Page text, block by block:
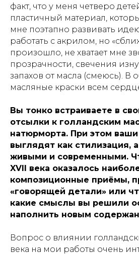
факт, что у меня четверо
пластичный материал,
мне поэтапно развивать
работать с акрилом, но
произошло, не хватает мне
прозрачности, свечения
запахов от масла (смеюсь).
масляные краски всем
Вы тонко встраиваете в
отсылки к голландским
натюрморта. При этом
выглядят как стилизация,
живыми и современными.
XVII века оказалось
композиционные приёмы,
«говорящей детали» или
какие смыслы вы решили
наполнить новым
Вопрос о влиянии
века на мои работы очень